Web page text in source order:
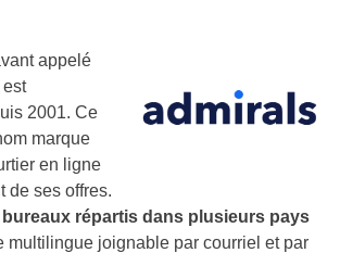
appelé
2001. Ce
marque
en ligne
de ses offres.
bureaux répartis dans plusieurs pays
multilingue joignable par courriel et par